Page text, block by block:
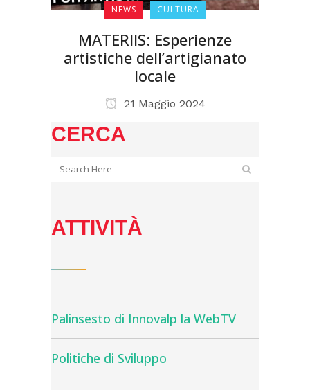
NEWS CULTURA
MATERIIS: Esperienze
artistiche dell’artigianato
locale
21 Maggio 2024
CERCA
ATTIVITÀ
Palinsesto di Innovalp la WebTV
Politiche di Sviluppo